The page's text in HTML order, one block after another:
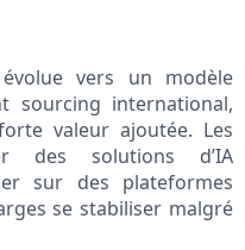
vers un modèle
sourcing international,
valeur ajoutée. Les
des solutions d’IA
sur des plateformes
se stabiliser malgré